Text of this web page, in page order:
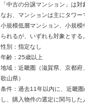
「中古の分譲マンション」は対
なお、マンションは主にタワー
小規模低層マンション、小規
られるが、いずれも対象とする。
性別：指定なし
年齢：25歳以上
地域：近畿圏（滋賀県、京都
歌山県）
条件：過去11年以内に、近畿
し、購入物件の選定に関与した